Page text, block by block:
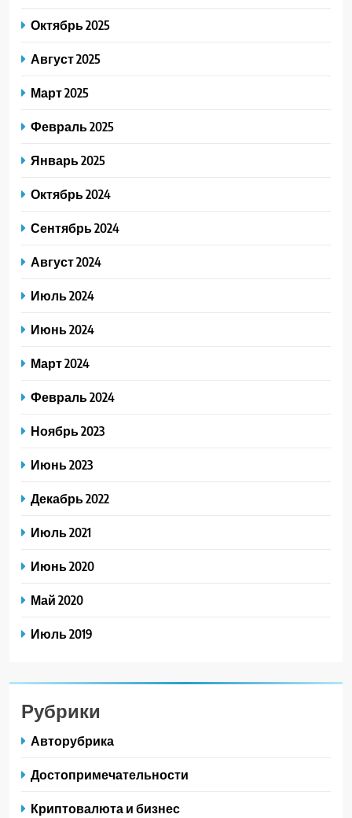
Октябрь 2025
Август 2025
Март 2025
Февраль 2025
Январь 2025
Октябрь 2024
Сентябрь 2024
Август 2024
Июль 2024
Июнь 2024
Март 2024
Февраль 2024
Ноябрь 2023
Июнь 2023
Декабрь 2022
Июль 2021
Июнь 2020
Май 2020
Июль 2019
Рубрики
Авторубрика
Достопримечательности
Криптовалюта и бизнес